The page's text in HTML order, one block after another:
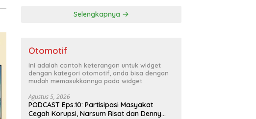
Selengkapnya
Otomotif
Ini adalah contoh keterangan untuk widget
dengan kategori otomotif, anda bisa dengan
mudah memasukkannya pada widget.
Agustus 5, 2026
PODCAST Eps.10: Partisipasi Masyakat
Cegah Korupsi, Narsum Risat dan Denny